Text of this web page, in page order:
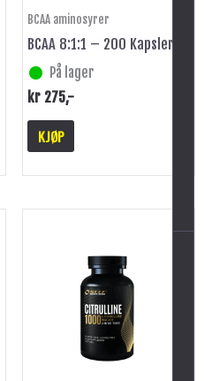
BCAA aminosyrer
BCAA 8:1:1 – 200 Kapsler
På lager
kr 275,-
KJØP